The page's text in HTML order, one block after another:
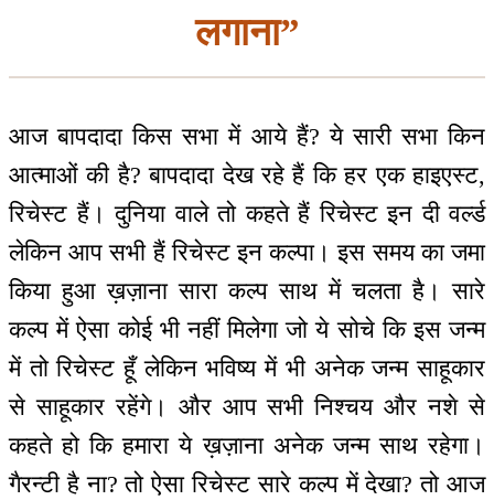
लगाना”
आज बापदादा किस सभा में आये हैं? ये सारी सभा किन
आत्माओं की है? बापदादा देख रहे हैं कि हर एक हाइएस्ट,
रिचेस्ट हैं। दुनिया वाले तो कहते हैं रिचेस्ट इन दी वर्ल्ड
लेकिन आप सभी हैं रिचेस्ट इन कल्पा। इस समय का जमा
किया हुआ ख़ज़ाना सारा कल्प साथ में चलता है। सारे
कल्प में ऐसा कोई भी नहीं मिलेगा जो ये सोचे कि इस जन्म
में तो रिचेस्ट हूँ लेकिन भविष्य में भी अनेक जन्म साहूकार
से साहूकार रहेंगे। और आप सभी निश्चय और नशे से
कहते हो कि हमारा ये ख़ज़ाना अनेक जन्म साथ रहेगा।
गैरन्टी है ना? तो ऐसा रिचेस्ट सारे कल्प में देखा? तो आज